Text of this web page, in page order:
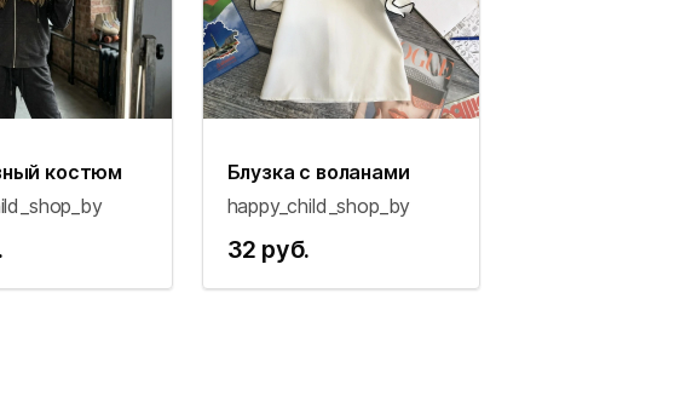
костюм
Блузка с воланами
happy_child_shop_by
32 руб.